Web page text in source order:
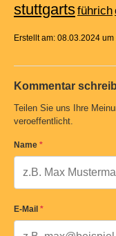
stuttgartsführich
Erstellt am: 08.03.2024
Kommentar
Teilen Sie uns Ihre
veroeffentlicht.
Name *
E-Mail *